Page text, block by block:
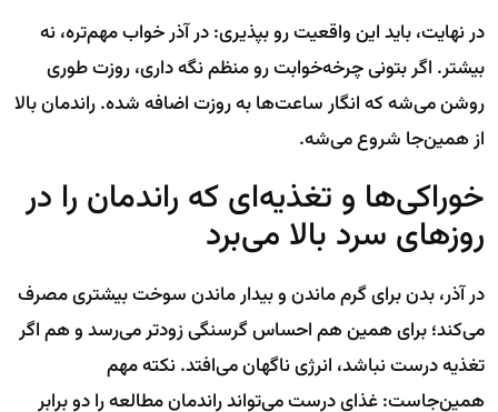
در نهایت، باید این واقعیت رو بپذیری: در آذر خواب مهم‌تره، نه
بیشتر. اگر بتونی چرخه‌خوابت رو منظم نگه داری، روزت طوری
روشن می‌شه که انگار ساعت‌ها به روزت اضافه شده. راندمان بالا
از همین‌جا شروع می‌شه.
خوراکی‌ها و تغذیه‌ای که راندمان را در
روزهای سرد بالا می‌برد
در آذر، بدن برای گرم ماندن و بیدار ماندن سوخت بیشتری مصرف
می‌کند؛ برای همین هم احساس گرسنگی زودتر می‌رسد و هم اگر
تغذیه درست نباشد، انرژی ناگهان می‌افتد. نکته مهم
همین‌جاست: غذای درست می‌تواند راندمان مطالعه را دو برابر